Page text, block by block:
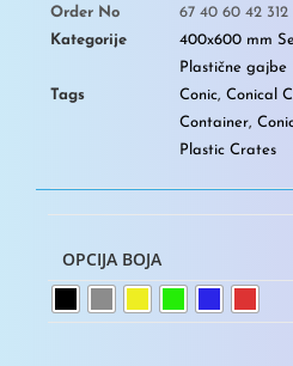
Order No
67 40 60 42 312
Kategorije
400x600 mm
Plastične gajbe
Tags
Conic, Conical
Container,
Plastic Crates
OPCIJA BOJA